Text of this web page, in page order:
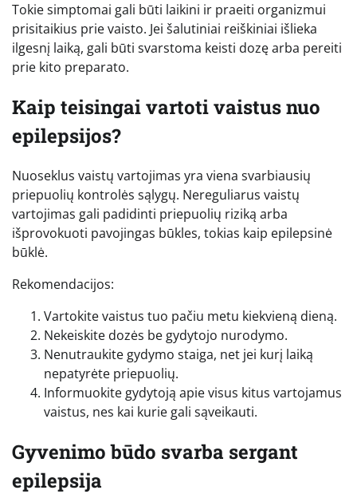
Tokie simptomai gali būti laikini ir praeiti organizmui
prisitaikius prie vaisto. Jei šalutiniai reiškiniai išlieka
ilgesnį laiką, gali būti svarstoma keisti dozę arba pereiti
prie kito preparato.
Kaip teisingai vartoti vaistus nuo
epilepsijos?
Nuoseklus vaistų vartojimas yra viena svarbiausių
priepuolių kontrolės sąlygų. Nereguliarus vaistų
vartojimas gali padidinti priepuolių riziką arba
išprovokuoti pavojingas būkles, tokias kaip epilepsinė
būklė.
Rekomendacijos:
Vartokite vaistus tuo pačiu metu kiekvieną dieną.
Nekeiskite dozės be gydytojo nurodymo.
Nenutraukite gydymo staiga, net jei kurį laiką
nepatyrėte priepuolių.
Informuokite gydytoją apie visus kitus vartojamus
vaistus, nes kai kurie gali sąveikauti.
Gyvenimo būdo svarba sergant
epilepsija